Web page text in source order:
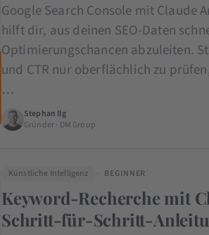
Google Search Console mit Claude
hilft dir, aus deinen SEO-Daten
Optimierungschancen abzuleiten.
und CTR nur oberflächlich zu
…
Stephan Ilg
Gründer · DM Group
Künstliche Intelligenz BEGINNER
Keyword-Recherche mit
Schritt-für-Schritt-